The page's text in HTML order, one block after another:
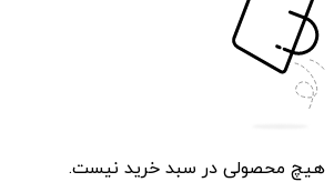
هیچ محصولی در سبد خرید نیست.